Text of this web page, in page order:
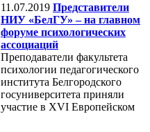
11.07.2019 Представители
НИУ «БелГУ» – на главном
форуме психологических
ассоциаций
Преподаватели факультета
психологии педагогического
института Белгородского
госуниверситета приняли
участие в XVI Европейском